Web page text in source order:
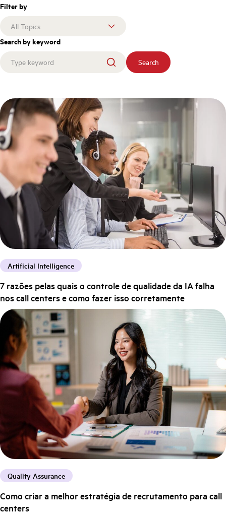
Filter by
Search by keyword
Search
Artificial Intelligence
7 razões pelas quais o controle de qualidade da IA falha
nos call centers e como fazer isso corretamente
Quality Assurance
Como criar a melhor estratégia de recrutamento para call
centers